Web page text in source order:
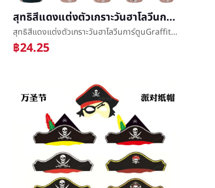
สุทธิสีแดงแต่งตัวเกราะวันฮาโลวีนการ์ตูนGraffitiç¾เกราะปะหวานแสดงขาวเท็จæเกราะสั้นกระไดสำเร็จรูปเกราะ30แผ่น
สุทธิสีแดงแต่งตัวเกราะวันฮาโลวีนการ์ตูนGraffitiç¾เกราะปะหวานแสดงขาวเท็จæเกราะสั้นกระไดสำเร็จรูปเกราะ30แผ่น
฿24.25